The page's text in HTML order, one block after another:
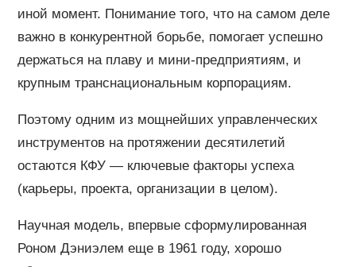
иной момент. Понимание того, что на самом деле
важно в конкурентной борьбе, помогает успешно
держаться на плаву и мини-предприятиям, и
крупным транснациональным корпорациям.
Поэтому одним из мощнейших управленческих
инструментов на протяжении десятилетий
остаются КФУ — ключевые факторы успеха
(карьеры, проекта, организации в целом).
Научная модель, впервые сформулированная
Роном Дэниэлем еще в 1961 году, хорошо